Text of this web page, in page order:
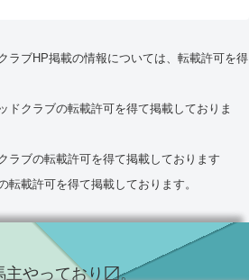
ラブHP掲載の情報については、転載許可を得
ドクラブの転載許可を得て掲載しておりま
ラブの転載許可を得て掲載しております
転載許可を得て掲載しております。
主やっており〼。